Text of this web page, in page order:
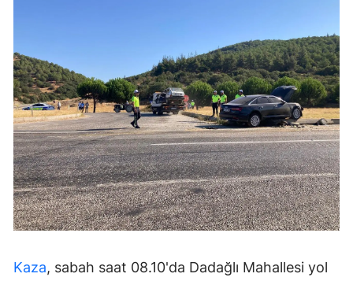
Kaza, sabah saat 08.10'da Dadağlı Mahallesi yol